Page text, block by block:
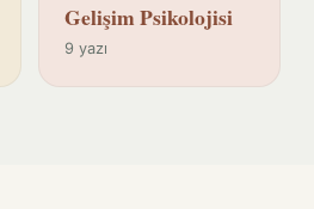
Gelişim Psikolojisi
9 yazı